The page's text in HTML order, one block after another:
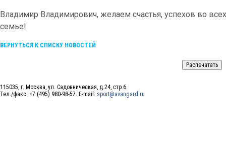
Владимир Владимирович, желаем счастья, успехов во
семье!
ВЕРНУТЬСЯ К СПИСКУ НОВОСТЕЙ
115035, г. Москва, ул. Садовническая, д.24, стр.6.
Тел./факс: +7 (495) 980-98-57. E-mail: sport@avangard.ru